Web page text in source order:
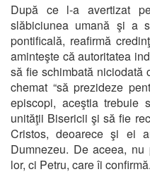
După ce l-a avertizat
slăbiciunea umană şi a
pontificală, reafirmă
aminteşte că autoritatea
să fie schimbată niciodată
chemat “să prezideze
episcopi, aceştia trebuie
unităţii Bisericii şi să fie
Cristos, deoarece şi ei
Dumnezeu. De aceea, nu
lor, ci Petru, care îi confirmă.